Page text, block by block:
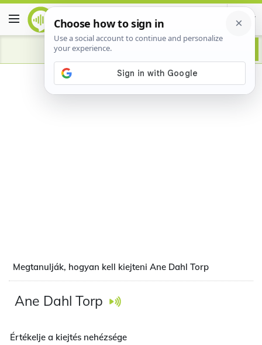
Advertisement
Megtanulják, hogyan kell kiejteni Ane Dahl Torp
Ane Dahl Torp
Értékelje a kiejtés nehézsége